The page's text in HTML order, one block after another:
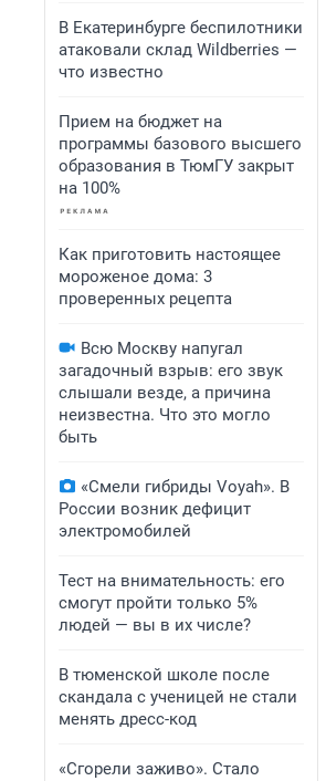
В Екатеринбурге беспилотники
атаковали склад Wildberries —
что известно
Прием на бюджет на
программы базового высшего
образования в ТюмГУ закрыт
на 100%
Как приготовить настоящее
мороженое дома: 3
проверенных рецепта
Всю Москву напугал
загадочный взрыв: его звук
слышали везде, а причина
неизвестна. Что это могло
быть
«Смели гибриды Voyah». В
России возник дефицит
электромобилей
Тест на внимательность: его
смогут пройти только 5%
людей — вы в их числе?
В тюменской школе после
скандала с ученицей не стали
менять дресс-код
«Сгорели заживо». Стало